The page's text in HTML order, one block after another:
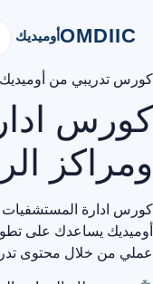
OMDIICأوميديك
كورس تدريبي من أوميديك
كورس
ومراكز
كورس ادارة المستشفيات
أوميديك يساعدك على
عملي من خلال محتوى